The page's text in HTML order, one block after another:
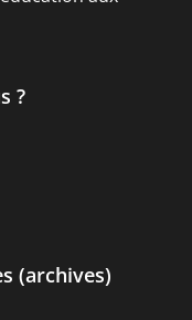
?
(archives)